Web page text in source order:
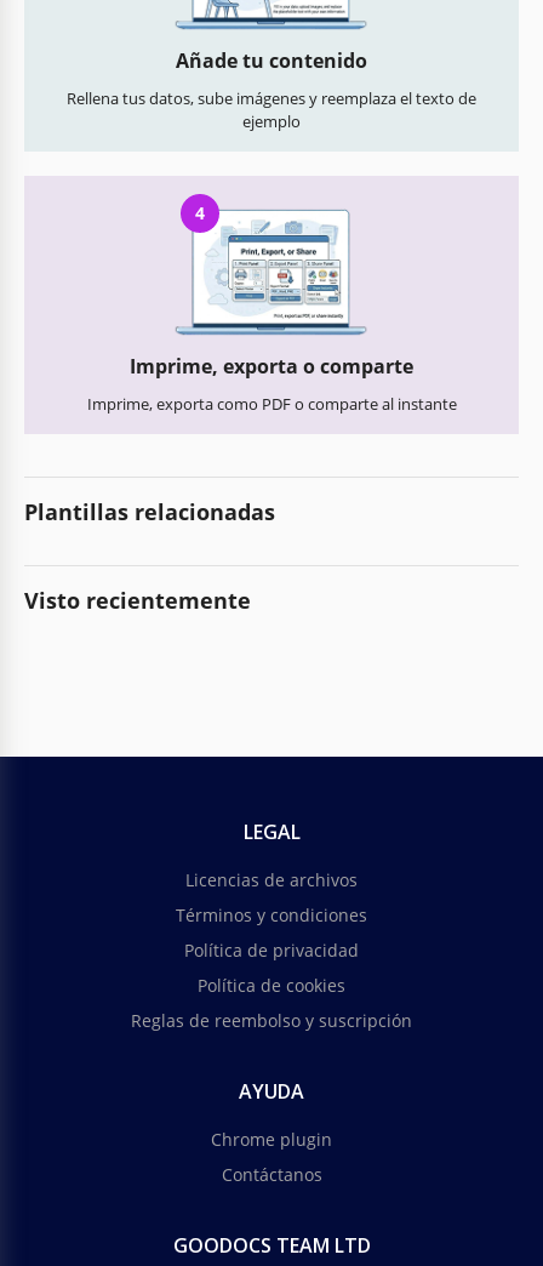
Añade tu contenido
Rellena tus datos, sube imágenes y reemplaza el texto de
ejemplo
4
Imprime, exporta o comparte
Imprime, exporta como PDF o comparte al instante
Plantillas relacionadas
Visto recientemente
LEGAL
Licencias de archivos
Términos y condiciones
Política de privacidad
Política de cookies
Reglas de reembolso y suscripción
AYUDA
Chrome plugin
Contáctanos
GOODOCS TEAM LTD